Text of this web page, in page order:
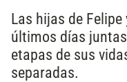
Las hijas de
últimos días
etapas de sus
separadas.